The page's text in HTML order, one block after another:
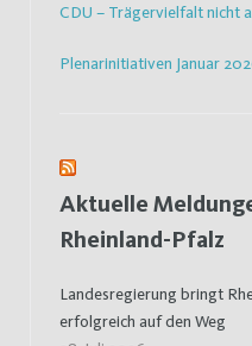
CDU – Trägervielfalt nicht
Plenarinitiativen Januar
Aktuelle
Rheinland-Pfalz
Landesregierung bringt
erfolgreich auf den Weg